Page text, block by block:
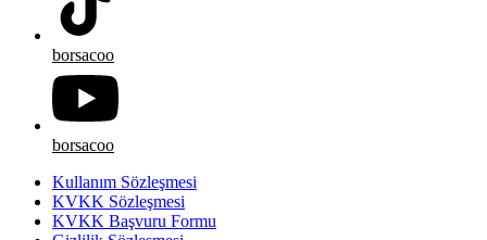
borsacoo
borsacoo
Kullanım Sözleşmesi
KVKK Sözleşmesi
KVKK Başvuru Formu